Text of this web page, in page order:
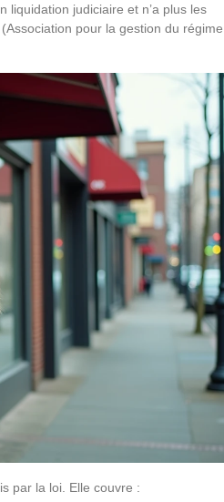
liquidation judiciaire et n’a plus les
pour la gestion du régime
par la loi. Elle couvre :